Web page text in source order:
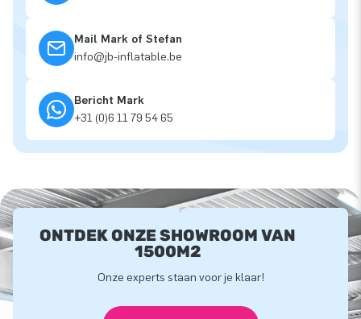
Mail Mark of Stefan
info@jb-inflatable.be
Bericht Mark
+31 (0)6 11 79 54 65
ONTDEK ONZE SHOWROOM VAN
1500M2
Onze experts staan voor je klaar!